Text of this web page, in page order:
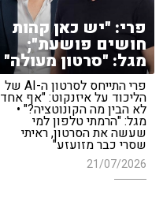
פרי: "יש כאן קהות
חושים פושעת";
מגל: "סרטון מעולה"
פרי התייחס לסרטון ה-AI של
הליכוד על איזנקוט: "אף אחד
לא הבין מה הקונוטציה?" •
מגל: "הרמתי טלפון למי
שעשה את הסרטון, ראיתי
שסרי כבר מזועזע"
21/07/2026